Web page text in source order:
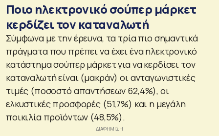
Ποιο ηλεκτρονικό σούπερ μάρκετ
κερδίζει τον καταναλωτή
Σύμφωνα με την έρευνα, τα τρία πιο σημαντικά
πράγματα που πρέπει να έχει ένα ηλεκτρονικό
κατάστημα σούπερ μάρκετ για να κερδίσει τον
καταναλωτή είναι (μακράν) οι ανταγωνιστικές
τιμές (ποσοστό απαντήσεων 62,4%), οι
ελκυστικές προσφορές (51,7%) και η μεγάλη
ποικιλία προϊόντων (48,5%).